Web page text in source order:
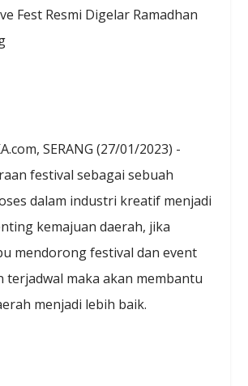
SERANG (27/01/2023) -
festival sebagai sebuah
dalam industri kreatif menjadi
kemajuan daerah, jika
mendorong festival dan event
terjadwal maka akan membantu
menjadi lebih baik.